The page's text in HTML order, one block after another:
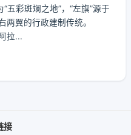
五彩斑斓之地”，“左旗”源于
两翼的行政建制传统。
拉...
接